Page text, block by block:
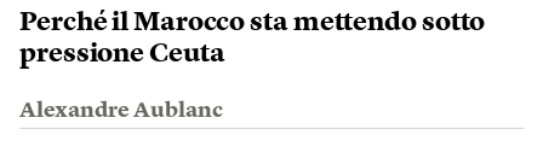
Perché il Marocco sta mettendo sotto
pressione Ceuta
Alexandre Aublanc